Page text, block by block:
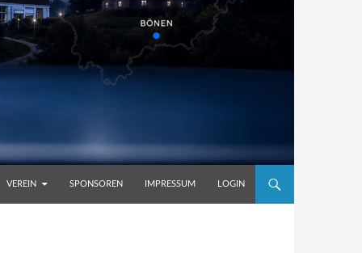
VEREIN SPONSOREN IMPRESSUM LOGIN